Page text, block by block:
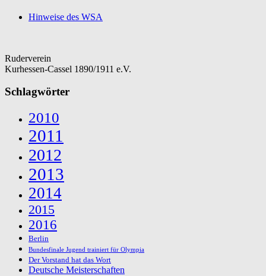
Hinweise des WSA
Ruderverein
Kurhessen-Cassel 1890/1911 e.V.
Schlagwörter
2010
2011
2012
2013
2014
2015
2016
Berlin
Bundesfinale Jugend trainiert für Olympia
Der Vorstand hat das Wort
Deutsche Meisterschaften